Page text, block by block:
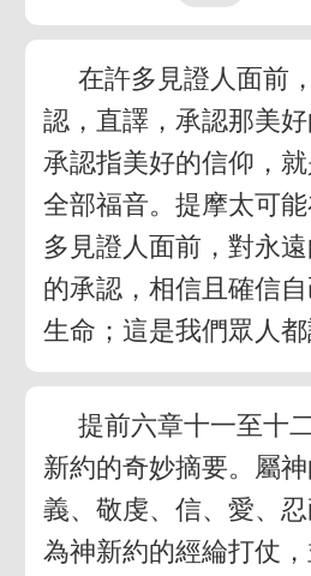
在許多見證人面前
認，直譯，承認那美
承認指美好的信仰，
全部福音。提摩太可
多見證人面前，對永
的承認，相信且確信
生命；這是我們眾人都
提前六章十一至十
新約的奇妙摘要。屬
義、敬虔、信、愛、
為神新約的經綸打仗